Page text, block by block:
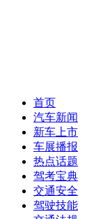
首页
汽车新闻
新车上市
车展播报
热点话题
驾考宝典
交通安全
驾驶技能